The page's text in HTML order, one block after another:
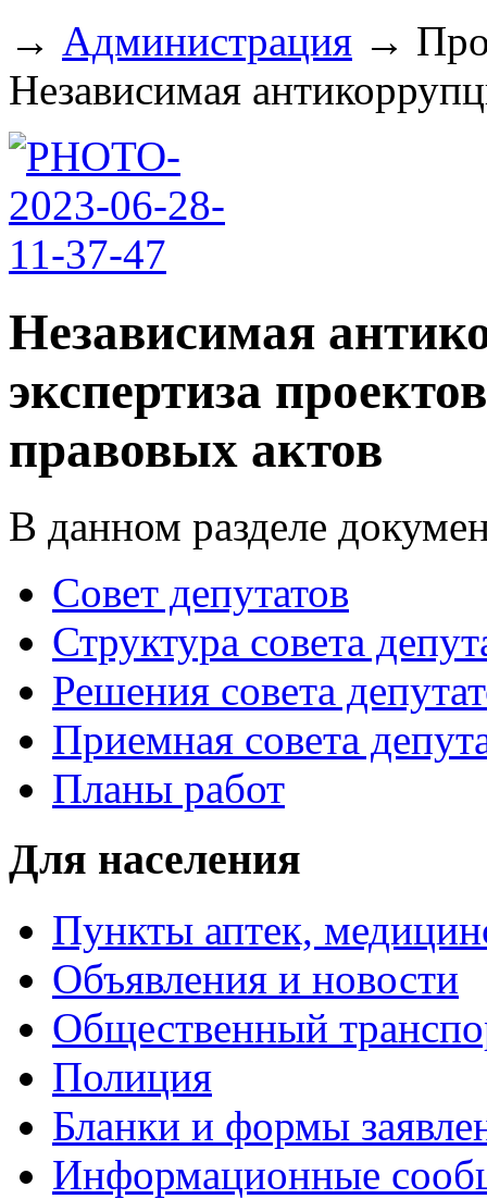
→ Администрация →
Независимая
Независимая
экспертиза
правовых актов
В данном разделе
Совет депутатов
Структура совета
Решения совета
Приемная совета
Планы работ
Для населения
Пункты аптек,
Объявления и новости
Общественный
Полиция
Бланки и формы
Информационные